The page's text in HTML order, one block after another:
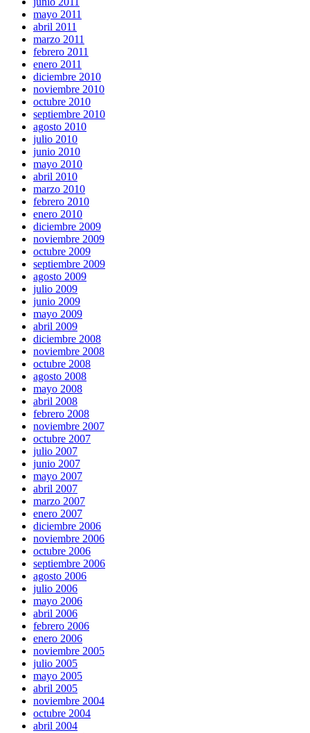
mayo 2011
abril 2011
marzo 2011
febrero 2011
enero 2011
diciembre 2010
noviembre 2010
octubre 2010
septiembre 2010
agosto 2010
julio 2010
junio 2010
mayo 2010
abril 2010
marzo 2010
febrero 2010
enero 2010
diciembre 2009
noviembre 2009
octubre 2009
septiembre 2009
agosto 2009
julio 2009
junio 2009
mayo 2009
abril 2009
diciembre 2008
noviembre 2008
octubre 2008
agosto 2008
mayo 2008
abril 2008
febrero 2008
noviembre 2007
octubre 2007
julio 2007
junio 2007
mayo 2007
abril 2007
marzo 2007
enero 2007
diciembre 2006
noviembre 2006
octubre 2006
septiembre 2006
agosto 2006
julio 2006
mayo 2006
abril 2006
febrero 2006
enero 2006
noviembre 2005
julio 2005
mayo 2005
abril 2005
noviembre 2004
octubre 2004
abril 2004